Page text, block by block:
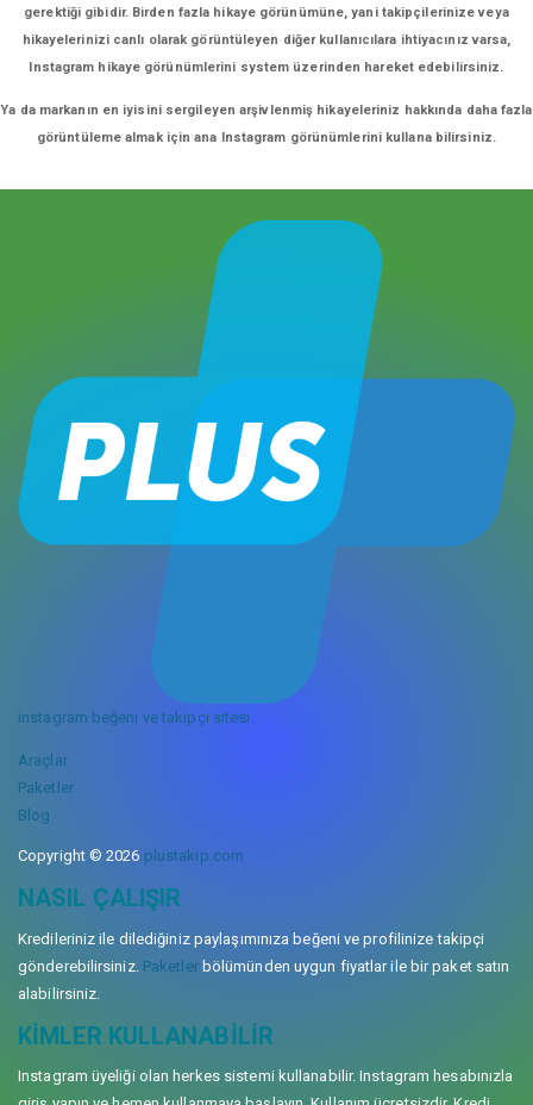
gerektiği gibidir. Birden fazla hikaye görünümüne, yani takipçilerinize veya
hikayelerinizi canlı olarak görüntüleyen diğer kullanıcılara ihtiyacınız varsa,
Instagram hikaye görünümlerini system üzerinden hareket edebilirsiniz.
Ya da markanın en iyisini sergileyen arşivlenmiş hikayeleriniz hakkında daha fazla
görüntüleme almak için ana Instagram görünümlerini kullana bilirsiniz.
instagram beğeni ve takipçi sitesi
Araçlar
Paketler
Blog
Copyright © 2026 plustakip.com
NASIL ÇALIŞIR
Kredileriniz ile dilediğiniz paylaşımınıza beğeni ve profilinize takipçi
gönderebilirsiniz. Paketlerbölümünden uygun fiyatlar ile bir paket satın
alabilirsiniz.
KIMLER KULLANABILIR
Instagram üyeliği olan herkes sistemi kullanabilir. Instagram hesabınızla